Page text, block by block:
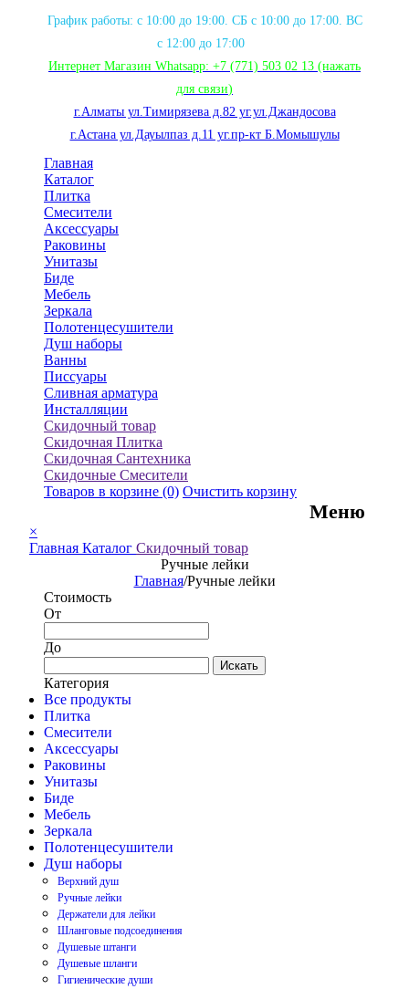
График работы: с 10:00 до 19:00. СБ с 10:00 до 17:00. ВС
с 12:00 до 17:00
Интернет Магазин Whatsapp: +7 (771) 503 02 13 (нажать
для связи)
г.Алматы ул.Тимирязева д.82 уг.ул.Джандосова
г.Астана ул.Дауылпаз д.11 уг.пр-кт Б.Момышулы
Главная
Каталог
Плитка
Смесители
Аксессуары
Раковины
Унитазы
Биде
Мебель
Зеркала
Полотенцесушители
Душ наборы
Ванны
Писсуары
Сливная арматура
Инсталляции
Скидочный товар
Скидочная Плитка
Скидочная Сантехника
Скидочные Смесители
Товаров в корзине (0) Очистить корзину
Меню
×
Главная Каталог Скидочный товар
Ручные лейки
Главная/Ручные лейки
Стоимость
От
До
Искать
Категория
Все продукты
Плитка
Смесители
Аксессуары
Раковины
Унитазы
Биде
Мебель
Зеркала
Полотенцесушители
Душ наборы
Верхний душ
Ручные лейки
Держатели для лейки
Шланговые подсоединения
Душевые штанги
Душевые шланги
Гигиенические души